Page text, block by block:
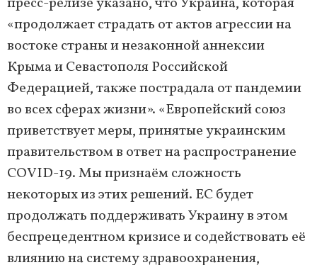
«продолжает страдать от актов агрессии на
востоке страны и незаконной аннексии
Крыма и Севастополя Российской
Федерацией, также пострадала от пандемии
во всех сферах жизни». «Европейский союз
приветствует меры, принятые украинским
правительством в ответ на распространение
COVID-19. Мы признаём сложность
некоторых из этих решений. ЕС будет
продолжать поддерживать Украину в этом
беспрецедентном кризисе и содействовать её
влиянию на систему здравоохранения,